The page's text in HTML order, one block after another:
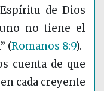
de Dios
no tiene el
(Romanos 8:9).
cuenta de que
cada creyente